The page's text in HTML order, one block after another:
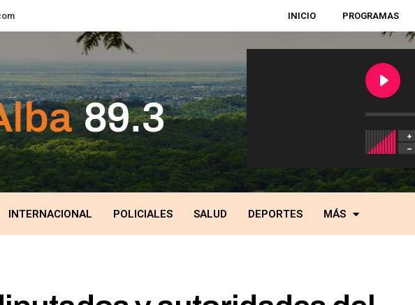
INICIO PROGRAMAS
INTERNACIONAL POLICIALES SALUD DEPORTES MÁS